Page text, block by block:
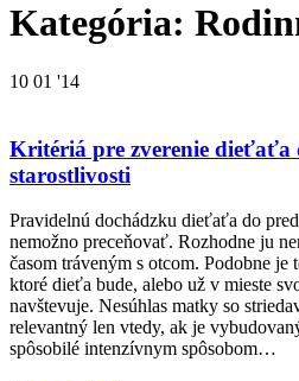
Kategória:
10 01 '14
Kritériá pre zverenie dieťaťa
starostlivosti
Pravidelnú dochádzku dieťaťa do
nemožno preceňovať. Rozhodne ju
časom tráveným s otcom. Podobne
ktoré dieťa bude, alebo už v mieste
navštevuje. Nesúhlas matky so
relevantný len vtedy, ak je
spôsobilé intenzívnym spôsobom…